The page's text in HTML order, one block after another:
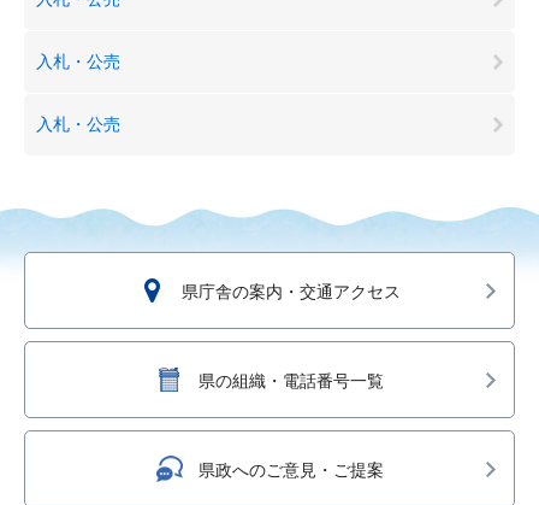
入札・公売
入札・公売
県庁舎の案内・交通アクセス
県の組織・電話番号一覧
県政へのご意見・ご提案